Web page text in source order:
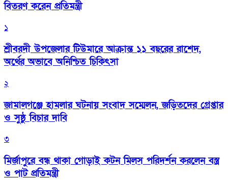
বিতরণ করেন প্রতিমন্ত্রী
১
শ্রীবরদী উপজেলার টিউমারে আক্রান্ত ১১ বছরের রাশেদ,
অর্থের অভাবে অনিশ্চিত চিকিৎসা
২
জামালগঞ্জে হামলার ঘটনায় সংবাদ সম্মেলন, জড়িতদের গ্রেপ্তার
ও সুষ্ঠু বিচার দাবি
৩
মির্জাপুরে বন্ধ থাকা গোড়াই কটন মিলস পরিদর্শন করলেন বস্ত্র
ও পাট প্রতিমন্ত্রী